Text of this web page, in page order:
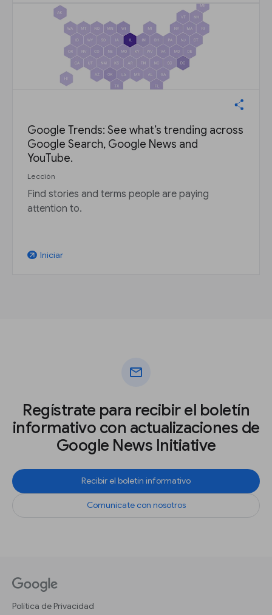
Google Trends: See what’s trending across
Google Search, Google News and
YouTube.
Lección
Find stories and terms people are paying
attention to.
arrow_outward Iniciar
mail
Regístrate para recibir el boletín
informativo con actualizaciones de
Google News Initiative
Recibir el boletín informativo
Comunícate con nosotros
Política de Privacidad